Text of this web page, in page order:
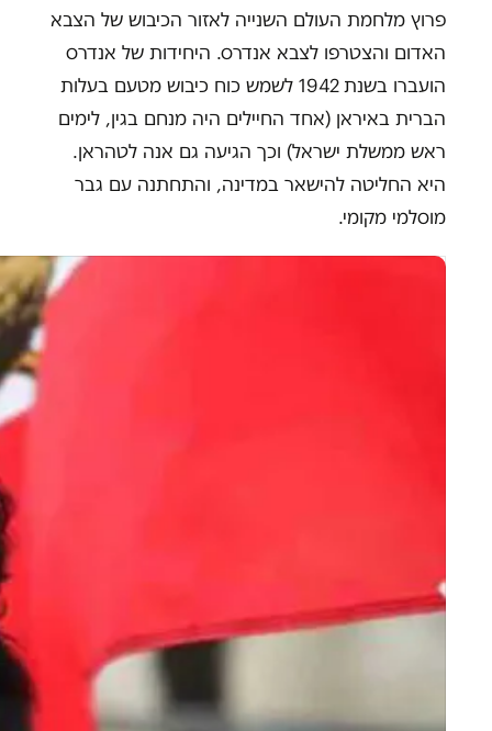
פרוץ מלחמת העולם השנייה לאזור הכיבוש של הצבא
האדום והצטרפו לצבא אנדרס. היחידות של אנדרס
הועברו בשנת 1942 לשמש כוח כיבוש מטעם בעלות
הברית באיראן (אחד החיילים היה מנחם בגין, לימים
ראש ממשלת ישראל) וכך הגיעה גם אנה לטהראן.
היא החליטה להישאר במדינה, והתחתנה עם גבר
מוסלמי מקומי.